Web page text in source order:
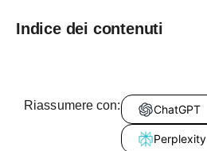
Indice dei contenuti
Riassumere con: ChatGPT
Perplexity